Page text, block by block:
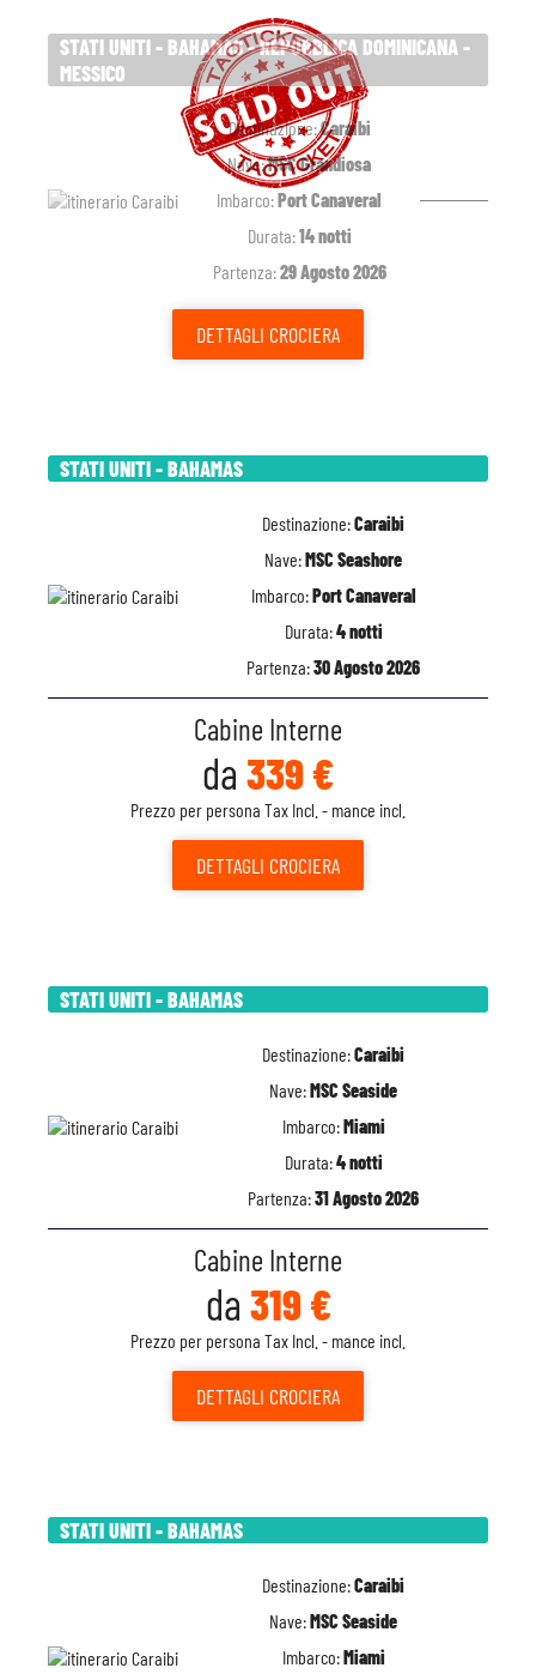
STATI UNITI - BAHAMAS - REPUBBLICA DOMINICANA -
MESSICO
Destinazione:Caraibi
Nave:MSC Grandiosa
Imbarco:Port Canaveral
Durata:14 notti
Partenza:29 Agosto 2026
DETTAGLI CROCIERA
STATI UNITI - BAHAMAS
Destinazione:Caraibi
Nave:MSC Seashore
Imbarco:Port Canaveral
Durata:4 notti
Partenza:30 Agosto 2026
Cabine Interne
da 339 €
Prezzo per persona Tax Incl. - mance incl.
DETTAGLI CROCIERA
STATI UNITI - BAHAMAS
Destinazione:Caraibi
Nave:MSC Seaside
Imbarco:Miami
Durata:4 notti
Partenza:31 Agosto 2026
Cabine Interne
da 319 €
Prezzo per persona Tax Incl. - mance incl.
DETTAGLI CROCIERA
STATI UNITI - BAHAMAS
Destinazione:Caraibi
Nave:MSC Seaside
Imbarco:Miami